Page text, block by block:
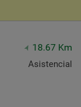
18.67 Km
Asistencial